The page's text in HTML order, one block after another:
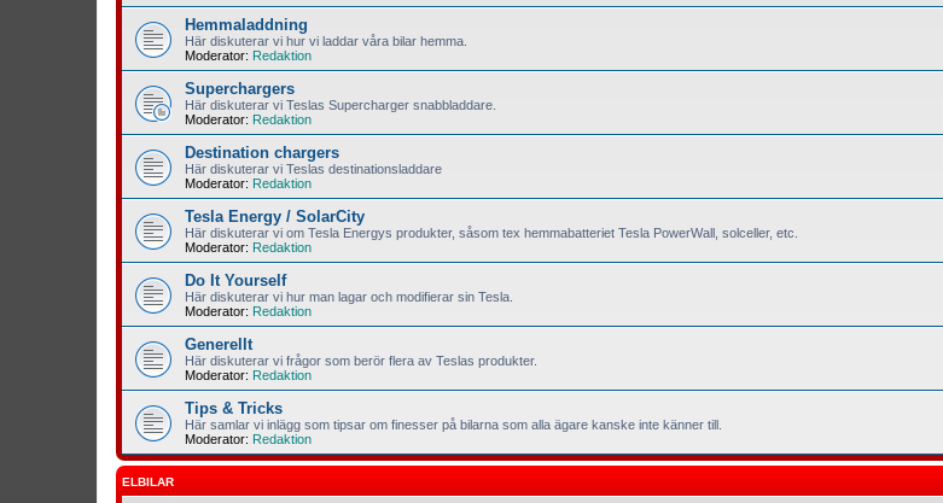
Hemmaladdning
Här diskuterar vi hur vi laddar våra bilar hemma.
Moderator: Redaktion
Superchargers
Här diskuterar vi Teslas Supercharger snabbladdare.
Moderator: Redaktion
Destination chargers
Här diskuterar vi Teslas destinationsladdare
Moderator: Redaktion
Tesla Energy / SolarCity
Här diskuterar vi om Tesla Energys produkter, såsom tex hemmabatteriet Tesla PowerWall, solceller, etc.
Moderator: Redaktion
Do It Yourself
Här diskuterar vi hur man lagar och modifierar sin Tesla.
Moderator: Redaktion
Generellt
Här diskuterar vi frågor som berör flera av Teslas produkter.
Moderator: Redaktion
Tips & Tricks
Här samlar vi inlägg som tipsar om finesser på bilarna som alla ägare kanske inte känner till.
Moderator: Redaktion
ELBILAR